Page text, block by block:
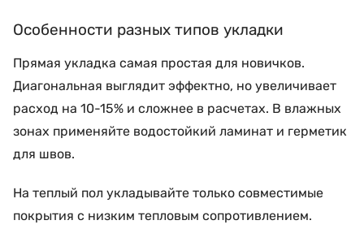
Особенности разных типов укладки
Прямая укладка самая простая для новичков.
Диагональная выглядит эффектно, но увеличивает
расход на 10-15% и сложнее в расчетах. В влажных
зонах применяйте водостойкий ламинат и герметик
для швов.
На теплый пол укладывайте только совместимые
покрытия с низким тепловым сопротивлением.